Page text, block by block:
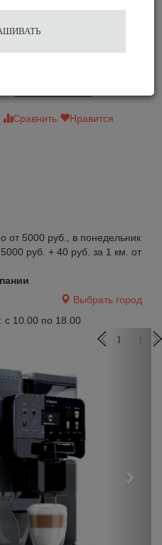
Сравнить
Нравится
от 5000 руб., в понедельник
руб. + 40 руб. за 1 км. от
Выбрать город
с 10.00 по 18.00
Next
1